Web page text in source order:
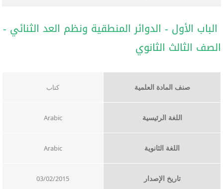
الباب الأول - الدوائر المنطقية ونظم العد الثنائي -
الصف الثالث الثانوي
صنف المادة العلمية كتاب
اللغة الرئيسية Arabic
اللغة الثانوية Arabic
تاريخ الإصدار 03/02/2015